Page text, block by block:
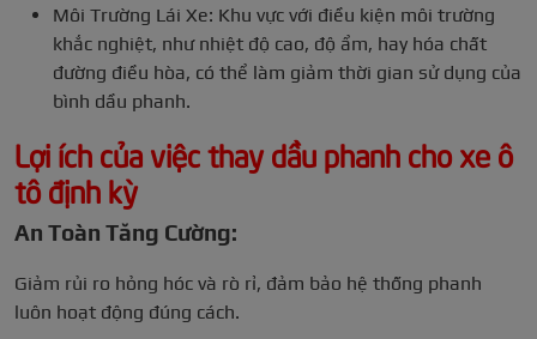
Môi Trường Lái Xe: Khu vực với điều kiện môi trường
khắc nghiệt, như nhiệt độ cao, độ ẩm, hay hóa chất
đường điều hòa, có thể làm giảm thời gian sử dụng của
bình dầu phanh.
Lợi ích của việc thay dầu phanh cho xe ô
tô định kỳ
An Toàn Tăng Cường:
Giảm rủi ro hỏng hóc và rò rỉ, đảm bảo hệ thống phanh
luôn hoạt động đúng cách.